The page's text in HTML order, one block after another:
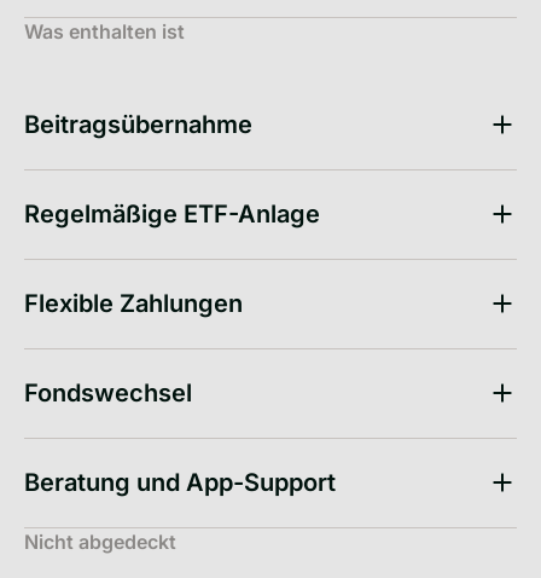
Was enthalten ist
Beitragsübernahme
Regelmäßige ETF-Anlage
Flexible Zahlungen
Fondswechsel
Beratung und App-Support
Nicht abgedeckt